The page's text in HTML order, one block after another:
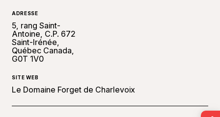
ADRESSE
5, rang Saint-
Antoine, C.P. 672
Saint-Irénée,
Québec Canada,
G0T 1V0
SITE WEB
Le Domaine Forget de Charlevoix